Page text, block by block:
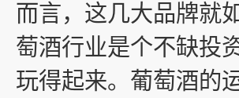
而言，这几大品牌就
萄酒行业是个不缺投
玩得起来。葡萄酒的